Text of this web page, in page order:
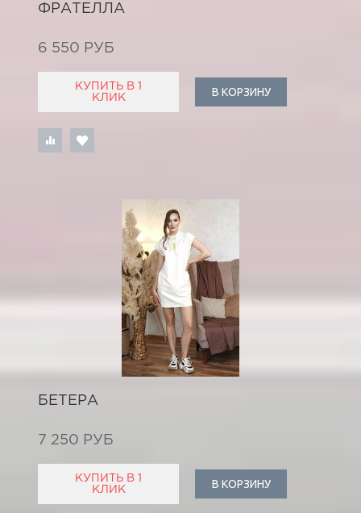
ФРАТЕЛЛА
6 550 РУБ
КУПИТЬ В 1
КЛИК
В КОРЗИНУ
БЕТЕРА
7 250 РУБ
КУПИТЬ В 1
КЛИК
В КОРЗИНУ